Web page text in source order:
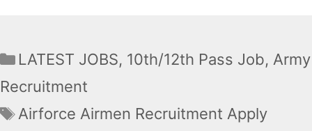
Categories
LATEST JOBS, 10th/12th Pass Job,Army
Recruitment
Tags
Airforce Airmen Recruitment Apply